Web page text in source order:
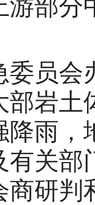
游部分
员会
部岩土
降雨，
有关部
商研